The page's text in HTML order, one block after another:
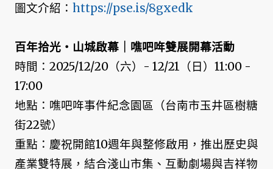
圖文介紹： https://pse.is/8gxedk
百年拾光‧山城啟幕｜噍吧哖雙展開幕活動
時間：2025/12/20（六）- 12/21（日）11:00 -
17:00
地點：噍吧哖事件紀念園區（台南市玉井區樹糖
街22號）
重點：慶祝開館10週年與整修啟用，推出歷史與
產業雙特展，結合淺山市集、互動劇場與吉祥物